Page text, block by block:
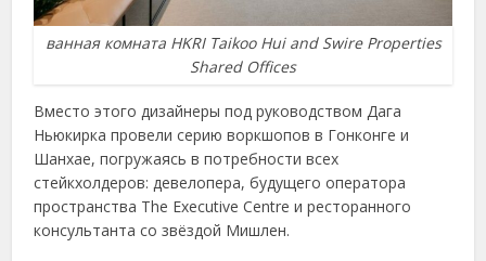
ванная комната HKRI Taikoo Hui and Swire Properties
Shared Offices
Вместо этого дизайнеры под руководством Дага
Ньюкирка провели серию воркшопов в Гонконге и
Шанхае, погружаясь в потребности всех
стейкхолдеров: девелопера, будущего оператора
пространства The Executive Centre и ресторанного
консультанта со звёздой Мишлен.